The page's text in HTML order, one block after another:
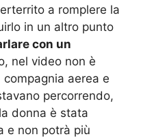
a romplere la
in un altro punto
con un
nel video non è
aerea e
percorrendo,
donna è stata
e non potrà più